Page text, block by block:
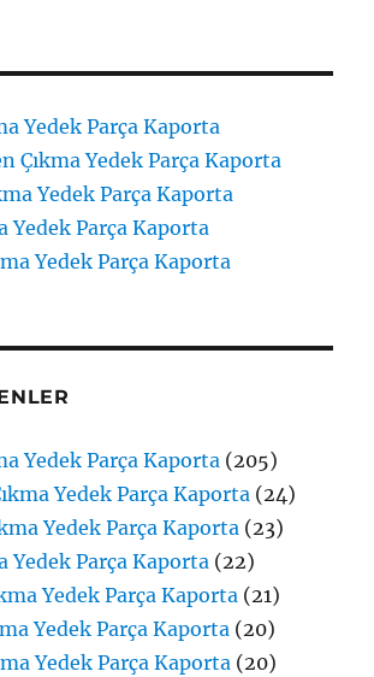
Yedek Parça Kaporta
Çıkma Yedek Parça Kaporta
Yedek Parça Kaporta
Yedek Parça Kaporta
Yedek Parça Kaporta
Yedek Parça Kaporta (205)
Yedek Parça Kaporta (24)
Yedek Parça Kaporta (23)
Yedek Parça Kaporta (22)
Yedek Parça Kaporta (21)
Yedek Parça Kaporta (20)
Yedek Parça Kaporta (20)